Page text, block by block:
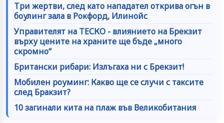
Три жертви, след като нападател открива огън в
боулинг зала в Рокфорд, Илинойс
Управителят на ТЕСКО - влиянието на Брекзит
върху цените на храните ще бъде „много
скромно“
Британски рибари: Излъгаха ни с Брекзит!
Мобилен роуминг: Какво ще се случи с таксите
след Бракзит?
10 загинали кита на плаж във Великобитания